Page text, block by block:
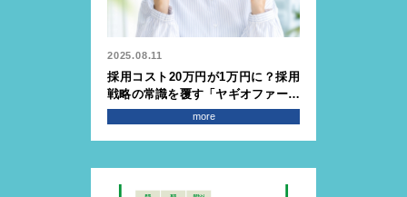
2025.08.11
採用コスト20万円が1万円に？採用
戦略の常識を覆す「ヤギオファー」
の秘密を徹底解説more